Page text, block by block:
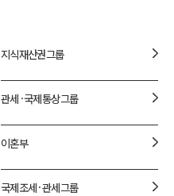
지식재산권그룹
관세·국제통상그룹
이혼부
국제조세·관세그룹